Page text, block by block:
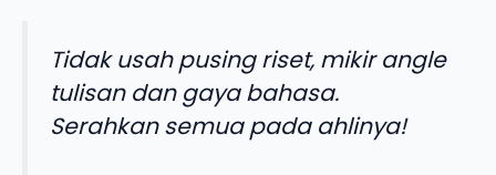
Tidak usah pusing riset, mikir angle
tulisan dan gaya bahasa.
Serahkan semua pada ahlinya!